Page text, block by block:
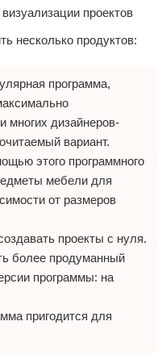
несколько продуктов:
программа,
многих дизайнеров-
вариант.
этого программного
мебели для
от размеров
проекты с нуля.
более продуманный
программы: на
пригодится для